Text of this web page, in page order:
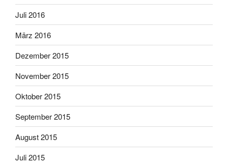
Juli 2016
März 2016
Dezember 2015
November 2015
Oktober 2015
September 2015
August 2015
Juli 2015